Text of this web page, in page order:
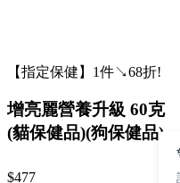
【指定保健】1件↘68折!
增亮麗營養升級 60克
(貓保健品)(狗保健品)
$477